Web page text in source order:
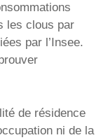
les clous par
par l’Insee.
de résidence
ni de la